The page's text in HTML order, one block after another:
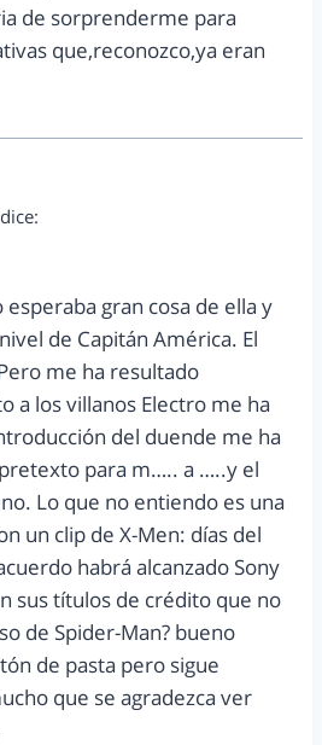
de sorprenderme para
que,reconozco,ya eran
dice:
gran cosa de ella y
de Capitán América. El
me ha resultado
a los villanos Electro me ha
del duende me ha
para m….. a …..y el
Lo que no entiendo es una
un clip de X-Men: días del
habrá alcanzado Sony
sus títulos de crédito que no
de Spider-Man? bueno
de pasta pero sigue
que se agradezca ver